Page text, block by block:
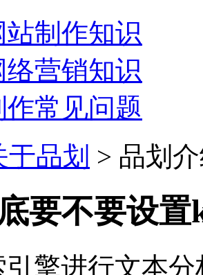
站制作知识
络营销知识
作常见问题
于品划 > 品划
要不要设
擎进行文本